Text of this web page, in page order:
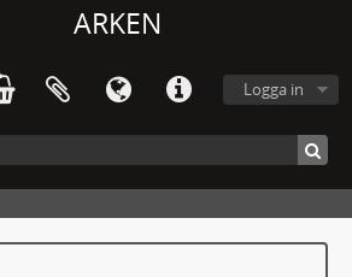
ARKEN
Logga in